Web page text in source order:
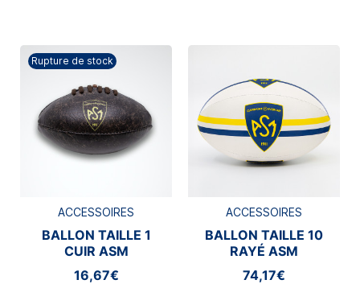
Rupture de stock
ACCESSOIRES
BALLON TAILLE 1
CUIR ASM
CLERMONT
16,67€
ACCESSOIRES
BALLON TAILLE 10
RAYÉ ASM
CLERMONT
74,17€